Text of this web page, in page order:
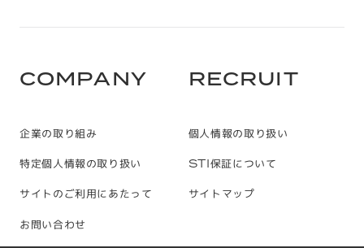
COMPANY RECRUIT
企業の取り組み 個人情報の取り扱い
特定個人情報の取り扱い STI保証について
サイトのご利用にあたって サイトマップ
お問い合わせ